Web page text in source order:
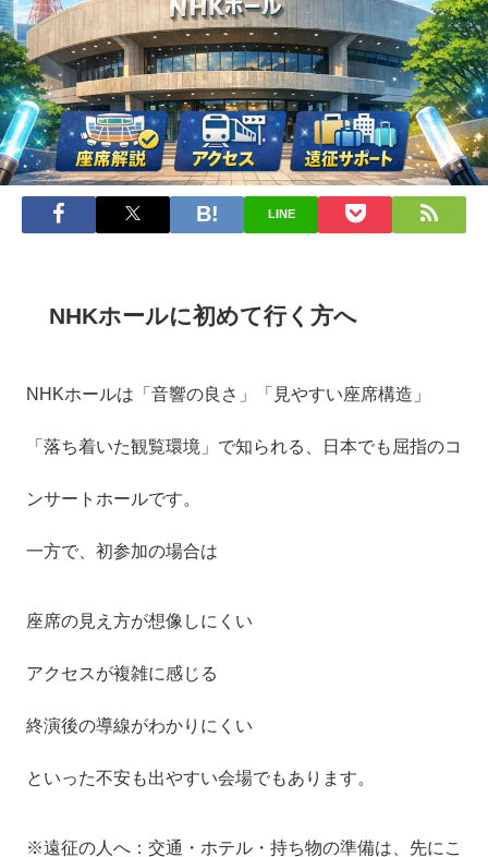
LINE
NHKホールに初めて行く方へ
NHKホールは「音響の良さ」「見やすい座席構造」
「落ち着いた観覧環境」で知られる、日本でも屈指のコ
ンサートホールです。
一方で、初参加の場合は
座席の見え方が想像しにくい
アクセスが複雑に感じる
終演後の導線がわかりにくい
といった不安も出やすい会場でもあります。
※遠征の人へ：交通・ホテル・持ち物の準備は、先にこ